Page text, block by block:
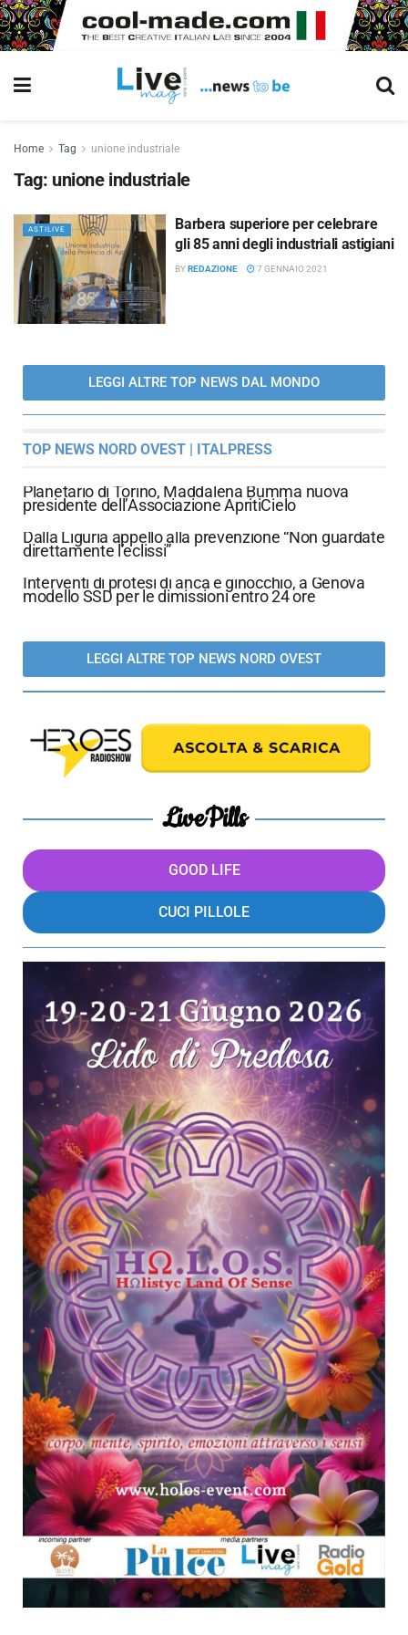
Home Tag unione industriale
Tag: unione industriale
ASTILIVE
Barbera superiore per celebrare
gli 85 anni degli industriali astigiani
BYREDAZIONE 7 GENNAIO 2021
LEGGI ALTRE TOP NEWS DAL MONDO
TOP NEWS NORD OVEST | ITALPRESS
Planetario di Torino, Maddalena Bumma nuova
presidente dell’Associazione ApritiCielo
Dalla Liguria appello alla prevenzione “Non guardate
direttamente l’eclissi”
Interventi di protesi di anca e ginocchio, a Genova
modello SSD per le dimissioni entro 24 ore
LEGGI ALTRE TOP NEWS NORD OVEST
LivePills
GOOD LIFE
CUCI PILLOLE